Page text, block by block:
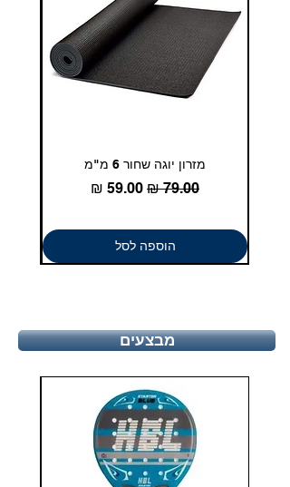
מזרון יוגה שחור 6 מ"מ
מחיר רגילמחיר מבצע
הוספה לסל
מבצעים